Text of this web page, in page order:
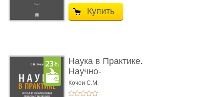
Купить
Наука в Практике.
Научно-
консультационные (пра
...
Кочои С.М.